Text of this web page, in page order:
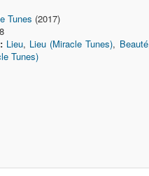
Tunes (2017)
Lieu, Lieu (Miracle Tunes), Beauté
Tunes)